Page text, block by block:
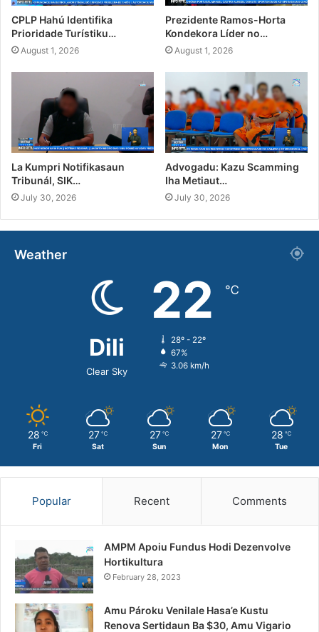
CPLP Hahú Identifika
Prioridade Turístiku…
August 1, 2026
Prezidente Ramos-Horta
Kondekora Líder no…
August 1, 2026
La Kumpri Notifikasaun
Tribunál, SIK…
July 30, 2026
Advogadu: Kazu Scamming
Iha Metiaut…
July 30, 2026
Weather
Dili
Clear Sky
22 ℃
28º - 22º
67%
3.06 km/h
28 ℃
Fri
27 ℃
Sat
27 ℃
Sun
27 ℃
Mon
28 ℃
Tue
Popular Recent Comments
AMPM Apoiu Fundus Hodi Dezenvolve
Hortikultura
February 28, 2023
Amu Pároku Venilale Hasa’e Kustu
Renova Sertidaun Ba $30, Amu Vigario